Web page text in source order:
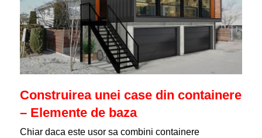
Construirea unei case din containere
– Elemente de baza
Chiar daca este usor sa combini containere